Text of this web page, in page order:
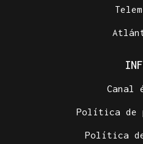
Canal
Política de
Política